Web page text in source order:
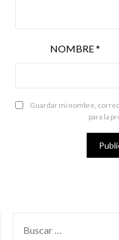
NOMBRE*
Guardar mi nombre,
para la
POR: